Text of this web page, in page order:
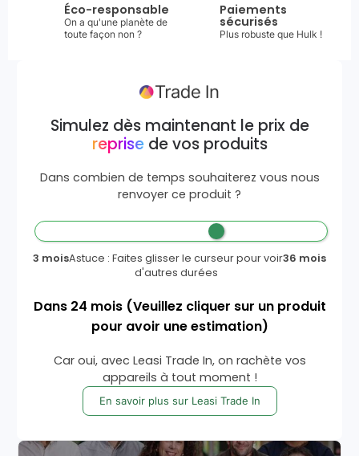
Éco-responsable
On a qu'une planète de
toute façon non ?
Paiements
sécurisés
Plus robuste que Hulk !
Simulez dès maintenant le prix de
reprisede vos produits
Dans combien de temps souhaiterez vous nous
renvoyer ce produit ?
3 moisAstuce : Faites glisser le curseur pour voir
d'autres durées
36 mois
Dans 24 mois (Veuillez cliquer sur un produit
pour avoir une estimation)
Car oui, avec Leasi Trade In, on rachète vos
appareils à tout moment !
En savoir plus sur Leasi Trade In